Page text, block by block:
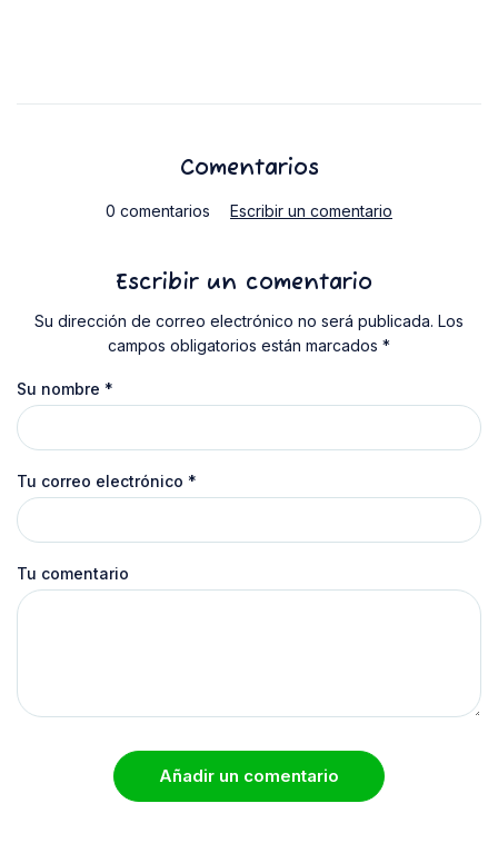
Comentarios
0 comentarios Escribir un comentario
Escribir un comentario
Su dirección de correo electrónico no será publicada. Los
campos obligatorios están marcados *
Su nombre *
Tu correo electrónico *
Tu comentario
Añadir un comentario